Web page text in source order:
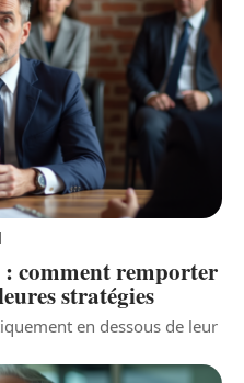
comment remporter
stratégies
en dessous de leur